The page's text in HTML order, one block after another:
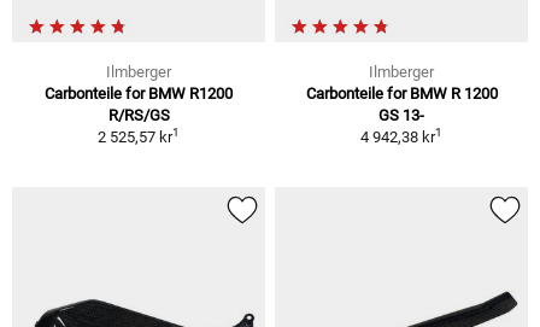
Ilmberger
Carbonteile for BMW R1200
R/RS/GS
2 525,57 kr1
Ilmberger
Carbonteile for BMW R 1200
GS 13-
4 942,38 kr1